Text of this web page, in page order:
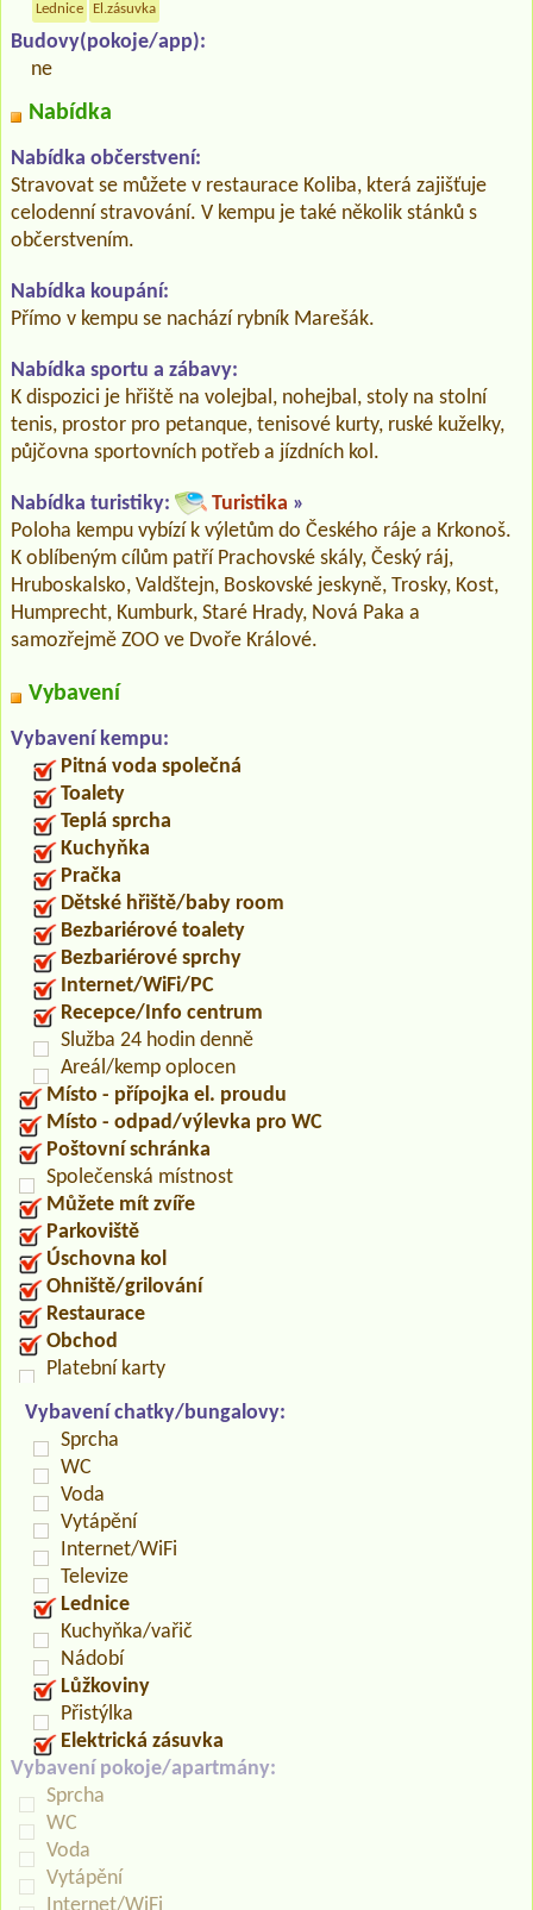
Lednice El.zásuvka
Budovy(pokoje/app):
ne
Nabídka
Nabídka občerstvení:
Stravovat se můžete v restaurace Koliba, která zajišťuje
celodenní stravování. V kempu je také několik stánků s
občerstvením.
Nabídka koupání:
Přímo v kempu se nachází rybník Marešák.
Nabídka sportu a zábavy:
K dispozici je hřiště na volejbal, nohejbal, stoly na stolní
tenis, prostor pro petanque, tenisové kurty, ruské kuželky,
půjčovna sportovních potřeb a jízdních kol.
Nabídka turistiky: Turistika »
Poloha kempu vybízí k výletům do Českého ráje a Krkonoš.
K oblíbeným cílům patří Prachovské skály, Český ráj,
Hruboskalsko, Valdštejn, Boskovské jeskyně, Trosky, Kost,
Humprecht, Kumburk, Staré Hrady, Nová Paka a
samozřejmě ZOO ve Dvoře Králové.
Vybavení
Vybavení kempu:
Pitná voda společná
Toalety
Teplá sprcha
Kuchyňka
Pračka
Dětské hřiště/baby room
Bezbariérové toalety
Bezbariérové sprchy
Internet/WiFi/PC
Recepce/Info centrum
Služba 24 hodin denně
Areál/kemp oplocen
Místo - přípojka el. proudu
Místo - odpad/výlevka pro WC
Poštovní schránka
Společenská místnost
Můžete mít zvíře
Parkoviště
Úschovna kol
Ohniště/grilování
Restaurace
Obchod
Platební karty
Vybavení chatky/bungalovy:
Sprcha
WC
Voda
Vytápění
Internet/WiFi
Televize
Lednice
Kuchyňka/vařič
Nádobí
Lůžkoviny
Přistýlka
Elektrická zásuvka
Vybavení pokoje/apartmány:
Sprcha
WC
Voda
Vytápění
Internet/WiFi